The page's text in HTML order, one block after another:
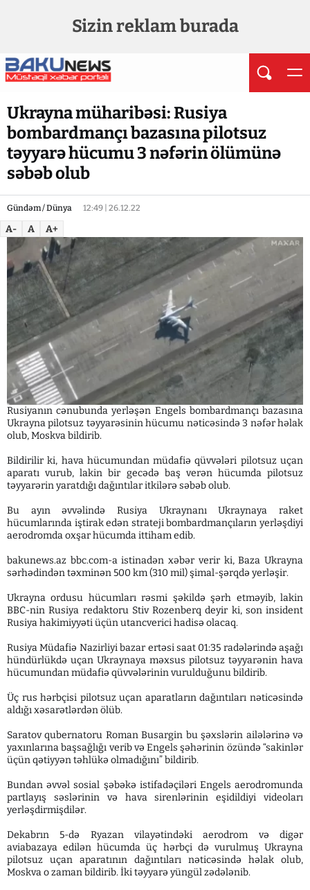
Sizin reklam burada
Ukrayna müharibəsi: Rusiya
bombardmançı bazasına pilotsuz
təyyarə hücumu 3 nəfərin ölümünə
səbəb olub
Gündəm / Dünya 12:49 | 26.12.22
A- A A+
Rusiyanın cənubunda yerləşən Engels bombardmançı bazasına
Ukrayna pilotsuz təyyarəsinin hücumu nəticəsində 3 nəfər həlak
olub, Moskva bildirib.
Bildirilir ki, hava hücumundan müdafiə qüvvələri pilotsuz uçan
aparatı vurub, lakin bir gecədə baş verən hücumda pilotsuz
təyyarərin yaratdığı dağıntılar itkilərə səbəb olub.
Bu ayın əvvəlində Rusiya Ukraynanı Ukraynaya raket
hücumlarında iştirak edən strateji bombardmançıların yerləşdiyi
aerodromda oxşar hücumda ittiham edib.
bakunews.az bbc.com-a istinadən xəbər verir ki, Baza Ukrayna
sərhədindən təxminən 500 km (310 mil) şimal-şərqdə yerləşir.
Ukrayna ordusu hücumları rəsmi şəkildə şərh etməyib, lakin
BBC-nin Rusiya redaktoru Stiv Rozenberq deyir ki, son insident
Rusiya hakimiyyəti üçün utancverici hadisə olacaq.
Rusiya Müdafiə Nazirliyi bazar ertəsi saat 01:35 radələrində aşağı
hündürlükdə uçan Ukraynaya məxsus pilotsuz təyyarənin hava
hücumundan müdafiə qüvvələrinin vurulduğunu bildirib.
Üç rus hərbçisi pilotsuz uçan aparatların dağıntıları nəticəsində
aldığı xəsarətlərdən ölüb.
Saratov qubernatoru Roman Busargin bu şəxslərin ailələrinə və
yaxınlarına başsağlığı verib və Engels şəhərinin özündə “sakinlər
üçün qətiyyən təhlükə olmadığını” bildirib.
Bundan əvvəl sosial şəbəkə istifadəçiləri Engels aerodromunda
partlayış səslərinin və hava sirenlərinin eşidildiyi videoları
yerləşdirmişdilər.
Dekabrın 5-də Ryazan vilayətindəki aerodrom və digər
aviabazaya edilən hücumda üç hərbçi də vurulmuş Ukrayna
pilotsuz uçan aparatının dağıntıları nəticəsində həlak olub,
Moskva o zaman bildirib. İki təyyarə yüngül zədələnib.